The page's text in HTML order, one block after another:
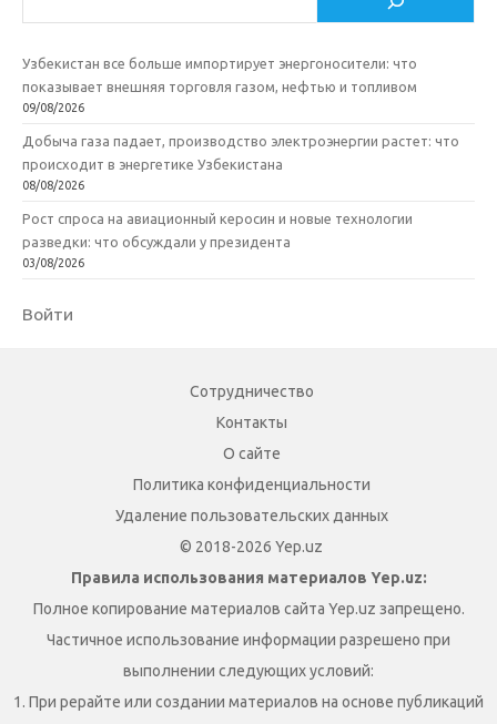
Узбекистан все больше импортирует энергоносители: что
показывает внешняя торговля газом, нефтью и топливом
09/08/2026
Добыча газа падает, производство электроэнергии растет: что
происходит в энергетике Узбекистана
08/08/2026
Рост спроса на авиационный керосин и новые технологии
разведки: что обсуждали у президента
03/08/2026
Войти
Сотрудничество
Контакты
О сайте
Политика конфиденциальности
Удаление пользовательских данных
© 2018-2026 Yep.uz
Правила использования материалов Yep.uz:
Полное копирование материалов сайта Yep.uz запрещено.
Частичное использование информации разрешено при
выполнении следующих условий:
1. При рерайте или создании материалов на основе публикаций